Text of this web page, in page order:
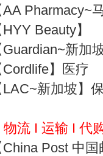
Pharmacy~
Beauty】
新加
】医疗
新加坡】
物流 I 运输 I 代
Post 中国